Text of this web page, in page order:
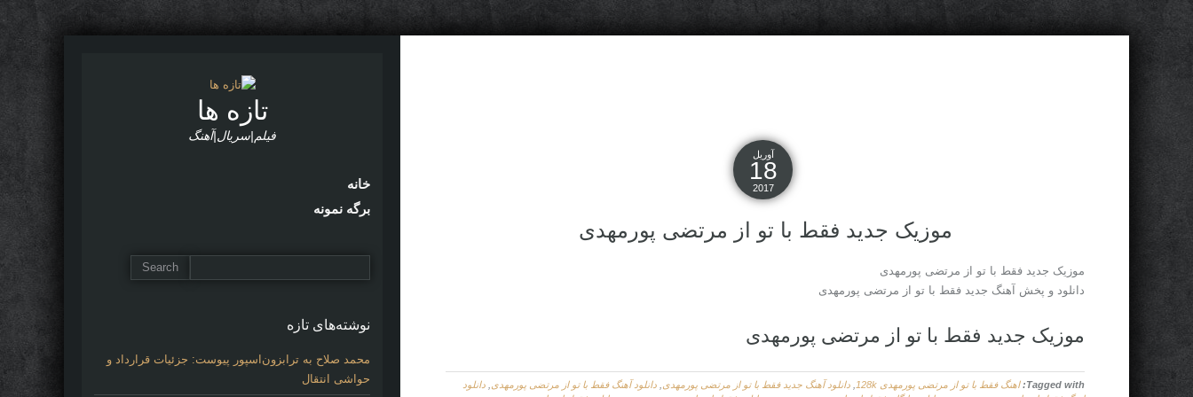
آوریل
18
2017
موزیک جدید فقط با تو از مرتضی پورمهدی
موزیک جدید فقط با تو از مرتضی پورمهدی
دانلود و پخش آهنگ جدید فقط با تو از مرتضی پورمهدی
موزیک جدید فقط با تو از مرتضی پورمهدی
Tagged with: اهنگ فقط با تو از مرتضی پورمهدی 128k دانلود آهنگ جدید فقط با تو از مرتضی پورمهدی دانلود آهنگ فقط با تو از مرتضی پورمهدی دانلود
تازه ها
فیلم|سریال|آهنگ
خانه
برگه نمونه
نوشته‌های تازه
محمد صلاح به ترابزون‌اسپور پیوست: جزئیات قرارداد و
حواشی انتقال